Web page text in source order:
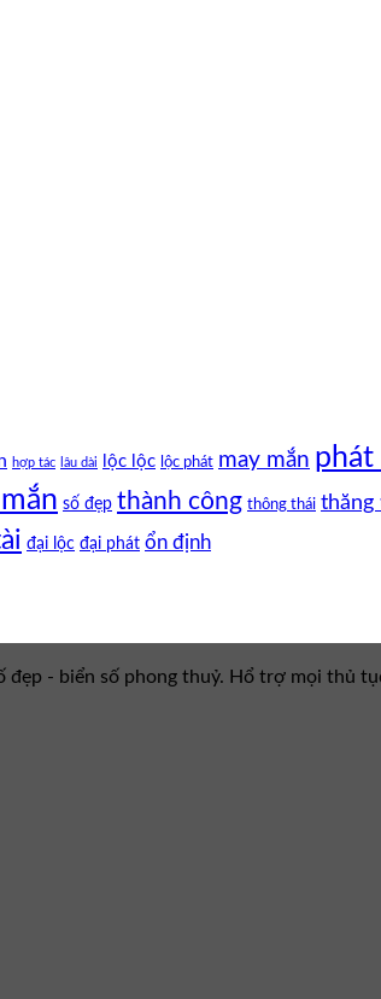
hợp tác lâu dài lộc lộc lộc phát may mắn phát
số đẹp thành công thông thái thăng
đại lộc đại phát ổn định
đẹp - biển số phong thuỷ. Hổ trợ mọi thủ